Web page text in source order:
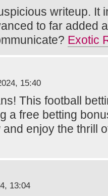
writeup. It
to far added
Exotic
15:40
This football
a free betting
enjoy the thrill
13:04